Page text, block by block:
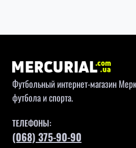
Футбольный интернет-магазин
футбола и спорта.
ТЕЛЕФОНЫ:
(068) 375-90-90